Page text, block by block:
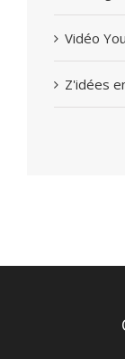
Vidéo
Z'idées